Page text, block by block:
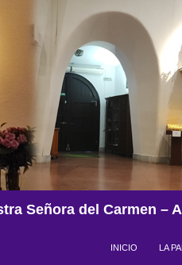
Señora del Carmen –
INICIO LA